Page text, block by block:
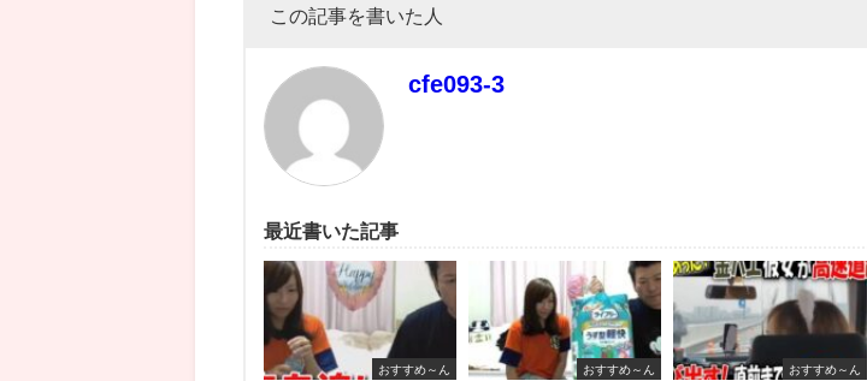
この記事を書いた人
cfe093-3
最近書いた記事
おすすめ～ん おすすめ～ん おすすめ～ん